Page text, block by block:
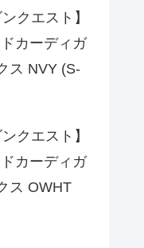
クエスト】
カーディガ
ス NVY (S-
クエスト】
カーディガ
ス OWHT